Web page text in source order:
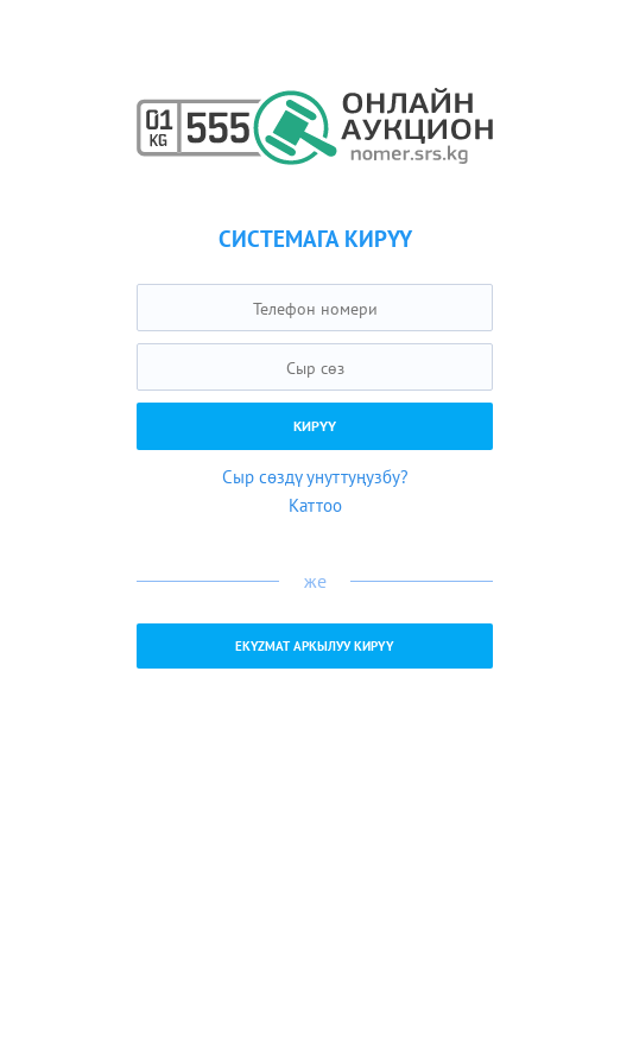
СИСТЕМАГА КИРҮҮ
Сыр сөздү унуттуңузбу?
Каттоо
же
EKYZMAT АРКЫЛУУ КИРҮҮ